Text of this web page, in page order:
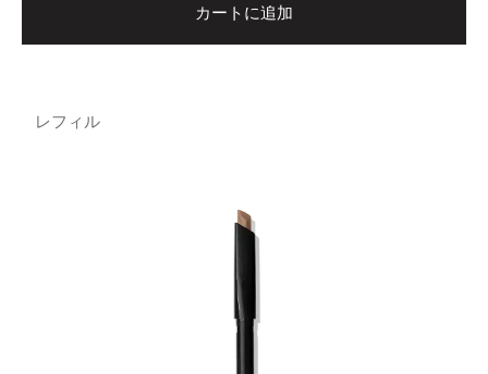
カートに追加
レフィル